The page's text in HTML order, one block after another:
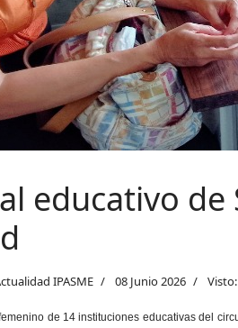
educativo
IPASME 08 Junio 2026
de 14 instituciones educativas del